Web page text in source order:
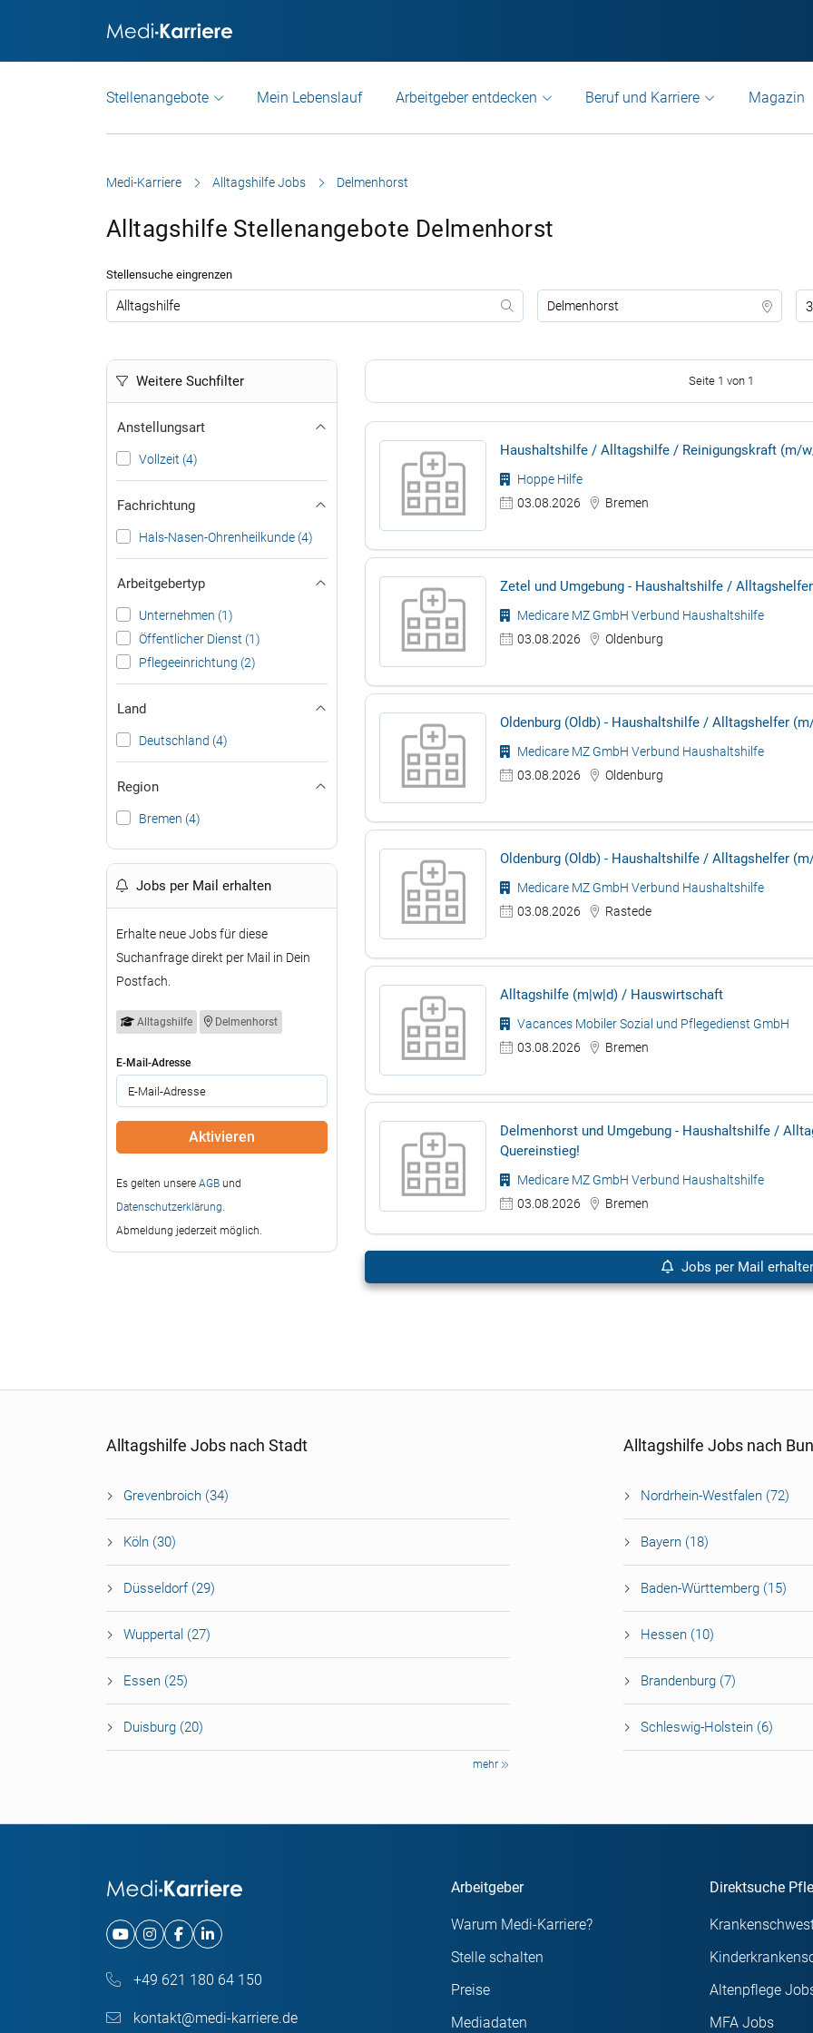
Stellenangebote Mein Lebenslauf Arbeitgeber entdecken Beruf und Karriere Magazin
Medi-Karriere Alltagshilfe Jobs Delmenhorst
Alltagshilfe Stellenangebote Delmenhorst
Stellensuche eingrenzen
Weitere Suchfilter
Anstellungsart
Vollzeit (4)
Fachrichtung
Hals-Nasen-Ohrenheilkunde (4)
Arbeitgebertyp
Unternehmen (1)
Öffentlicher Dienst (1)
Pflegeeinrichtung (2)
Land
Deutschland (4)
Region
Bremen (4)
Jobs per Mail erhalten
Erhalte neue Jobs für diese
Suchanfrage direkt per Mail in Dein
Postfach.
Alltagshilfe Delmenhorst
E-Mail-Adresse
Es gelten unsere AGB und
Datenschutzerklärung.
Abmeldung jederzeit möglich.
Seite 1 von 1
Haushaltshilfe / Alltagshilfe / Reinigungskraft (m/
Hoppe Hilfe
03.08.2026
Bremen
Zetel und Umgebung - Haushaltshilfe /
Medicare MZ GmbH Verbund Haushaltshilfe
03.08.2026
Oldenburg
Oldenburg (Oldb) - Haushaltshilfe / Alltagshelfer
Medicare MZ GmbH Verbund Haushaltshilfe
03.08.2026
Oldenburg
Oldenburg (Oldb) - Haushaltshilfe / Alltagshelfer
Medicare MZ GmbH Verbund Haushaltshilfe
03.08.2026
Rastede
Alltagshilfe (m|w|d) / Hauswirtschaft
Vacances Mobiler Sozial und Pflegedienst GmbH
03.08.2026
Bremen
Delmenhorst und Umgebung - Haushaltshilfe /
Quereinstieg!
Medicare MZ GmbH Verbund Haushaltshilfe
03.08.2026
Bremen
Jobs per Mail
Alltagshilfe Jobs nach Stadt
Grevenbroich (34)
Köln (30)
Düsseldorf (29)
Wuppertal (27)
Essen (25)
Duisburg (20)
mehr
Alltagshilfe Jobs nach
Nordrhein-Westfalen (72)
Bayern (18)
Baden-Württemberg (15)
Hessen (10)
Brandenburg (7)
Schleswig-Holstein (6)
+49 621 180 64 150
kontakt@medi-karriere.de
Arbeitgeber
Warum Medi-Karriere?
Stelle schalten
Preise
Mediadaten
Direktsuche
Altenpflege
MFA Jobs